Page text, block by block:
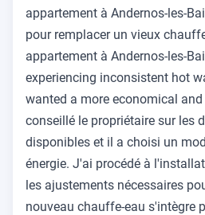
appartement à Andernos-les-
pour remplacer un vieux
appartement à Andernos-les-
experiencing inconsistent hot
wanted a more economical
conseillé le propriétaire sur les
disponibles et il a choisi un
énergie. J'ai procédé à
les ajustements nécessaires
nouveau chauffe-eau s'intègre